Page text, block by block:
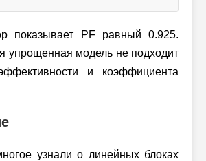
показывает PF равный 0.925.
упрощенная модель не подходит
и коэффициента
узнали о линейных блоках